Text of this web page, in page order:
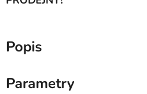
Popis
Parametry